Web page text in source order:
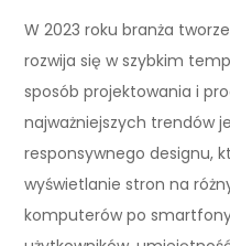
W 2023 roku branża
rozwija się w szybkim
sposób projektowania i
najważniejszych trendów
responsywnego designu,
wyświetlanie stron na
komputerów po